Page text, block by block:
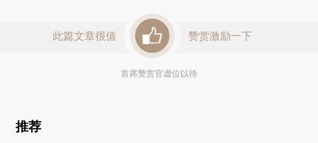
此篇文章很值 赞赏激励一下
首席赞赏官虚位以待
推荐